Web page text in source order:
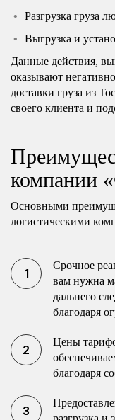
Разгрузка груза
Выгрузка и
Данные действия,
оказывают
доставки груза из
своего клиента и
компании
Основными
логистическими
Срочное
вам нужна
дальнего
благодаря
Цены
благодаря